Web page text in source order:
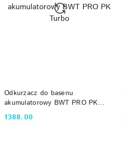
Odkurzacz do basenu
akumulatorowy BWT PRO PK
Turbo
Cena:
1388.00
DO KOSZYKA